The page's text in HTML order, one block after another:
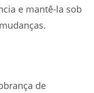
e mantê-la sob
de